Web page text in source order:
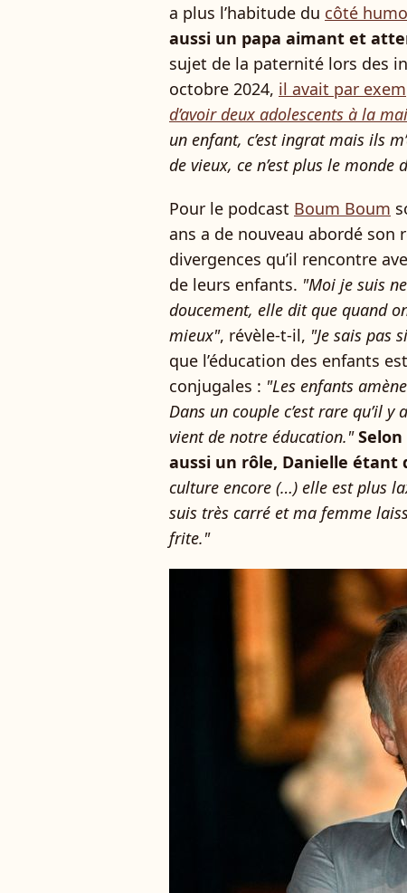
a plus l’habitude du côté
aussi un papa aimant et
sujet de la paternité lors des
octobre 2024, il avait par
d’avoir deux adolescents à la
un enfant, c’est ingrat mais ils
de vieux, ce n’est plus le monde
Pour le podcast Boum Boum
ans a de nouveau abordé son
divergences qu’il rencontre
de leurs enfants. "Moi je suis
doucement, elle dit que quand
mieux", révèle-t-il, "Je sais pas
que l’éducation des enfants
conjugales : "Les enfants
Dans un couple c’est rare qu’il
vient de notre éducation."
aussi un rôle, Danielle étant
culture encore (…) elle est plus
suis très carré et ma femme
frite."